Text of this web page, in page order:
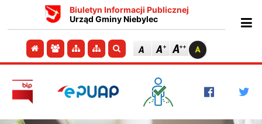
Biuletyn Informacji Publicznej
Urząd Gminy Niebylec
Przejdź do strony głównej
Przejdź do redakcji
Przejdź do mapy strony
Przejdź do mapy strony
Szukaj